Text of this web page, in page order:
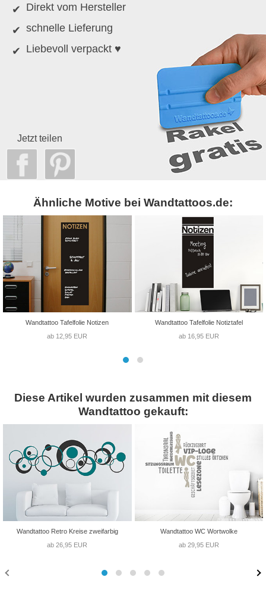
Direkt vom Hersteller
schnelle Lieferung
Liebevoll verpackt ♥
Jetzt teilen
Ähnliche Motive bei Wandtattoos.de:
Wandtattoo Tafelfolie Notizen
ab 12,95 EUR
Wandtattoo Tafelfolie Notiztafel
ab 16,95 EUR
Diese Artikel wurden zusammen mit diesem
Wandtattoo gekauft:
Wandtattoo Retro Kreise zweifarbig
ab 26,95 EUR
Wandtattoo WC Wortwolke
ab 29,95 EUR